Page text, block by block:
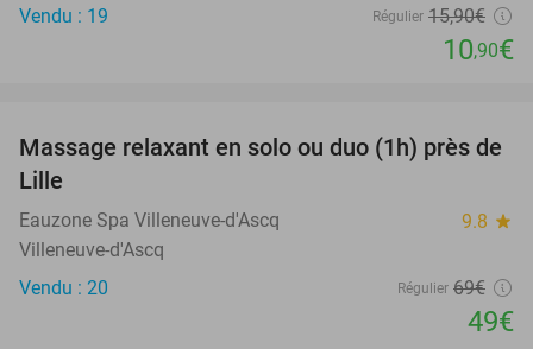
Vendu : 19
Régulier 15,90€
10,90€
29%
Massage relaxant en solo ou duo (1h) près de
Lille
Eauzone Spa Villeneuve-d'Ascq 9.8 star
Villeneuve-d'Ascq
Vendu : 20
Régulier 69€
49€